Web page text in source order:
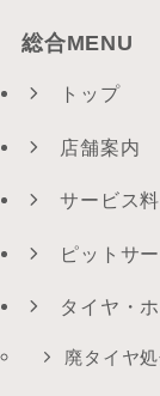
総合MENU
トップ
店舗案内
サービス
ピットサ
タイヤ・
廃タイヤ